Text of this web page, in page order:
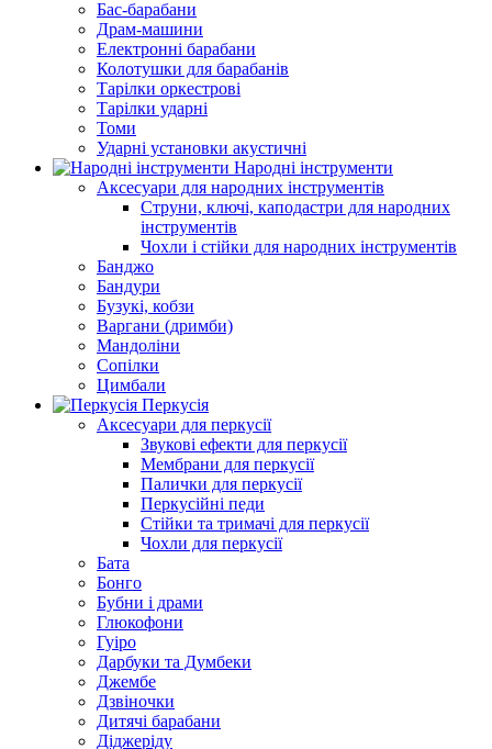
Бас-барабани
Драм-машини
Електронні барабани
Колотушки для барабанів
Тарілки оркестрові
Тарілки ударні
Томи
Ударні установки акустичні
Народні інструменти
Аксесуари для народних інструментів
Струни, ключі, каподастри для народних
інструментів
Чохли і стійки для народних інструментів
Банджо
Бандури
Бузукі, кобзи
Варгани (дримби)
Мандоліни
Сопілки
Цимбали
Перкусія
Аксесуари для перкусії
Звукові ефекти для перкусії
Мембрани для перкусії
Палички для перкусії
Перкусійні педи
Стійки та тримачі для перкусії
Чохли для перкусії
Бата
Бонго
Бубни і драми
Глюкофони
Гуіро
Дарбуки та Думбеки
Джембе
Дзвіночки
Дитячі барабани
Діджеріду